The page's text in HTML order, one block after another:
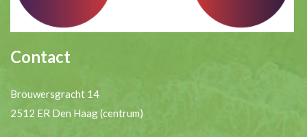
Contact
Brouwersgracht 14
2512 ER Den Haag (centrum)